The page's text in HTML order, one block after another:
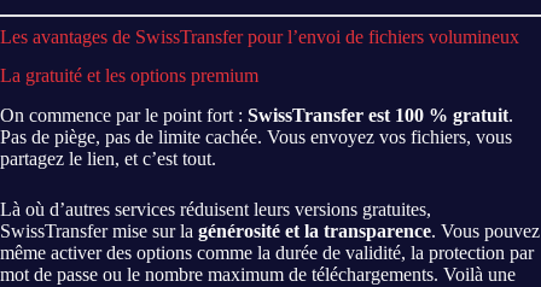
Les avantages de SwissTransfer pour l’envoi de fichiers volumineux
La gratuité et les options premium
On commence par le point fort : SwissTransfer est 100 % gratuit.
Pas de piège, pas de limite cachée. Vous envoyez vos fichiers, vous
partagez le lien, et c’est tout.
Là où d’autres services réduisent leurs versions gratuites,
SwissTransfer mise sur la générosité et la transparence. Vous pouvez
même activer des options comme la durée de validité, la protection par
mot de passe ou le nombre maximum de téléchargements. Voilà une